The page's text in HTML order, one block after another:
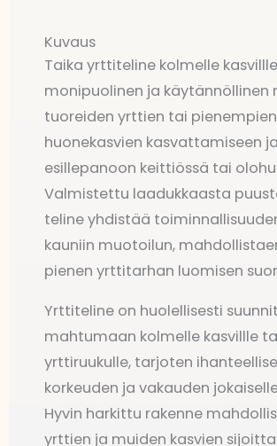
Kuvaus
Taika yrttiteline kolmelle
monipuolinen ja käytännöllinen
tuoreiden yrttien tai pienempien
huonekasvien kasvattamiseen ja
esillepanoon keittiössä tai
Valmistettu laadukkaasta
teline yhdistää
kauniin muotoilun,
pienen yrttitarhan luomisen
Yrttiteline on huolellisesti
mahtumaan kolmelle kasvillle
yrttiruukulle, tarjoten
korkeuden ja vakauden
Hyvin harkittu rakenne
yrttien ja muiden kasvien